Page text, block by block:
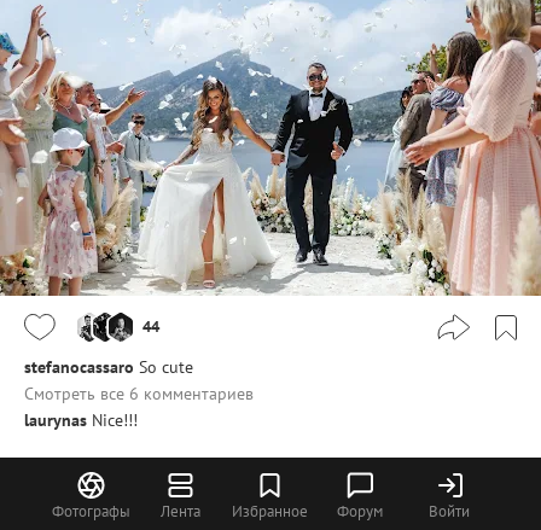
Фотографы Лента Избранное Форум Войти
44
stefanocassaro So cute
Смотреть все 6 комментариев
laurynas Nice!!!
Илья Сиваков